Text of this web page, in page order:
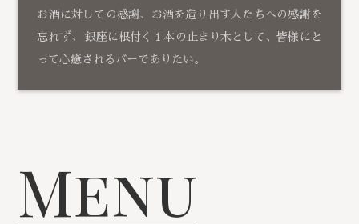
お酒に対しての感謝、お酒を造り出す人たちへの感謝を
忘れず、 銀座に根付く１本の止まり木として、皆様にと
って心癒されるバーでありたい。
Menu